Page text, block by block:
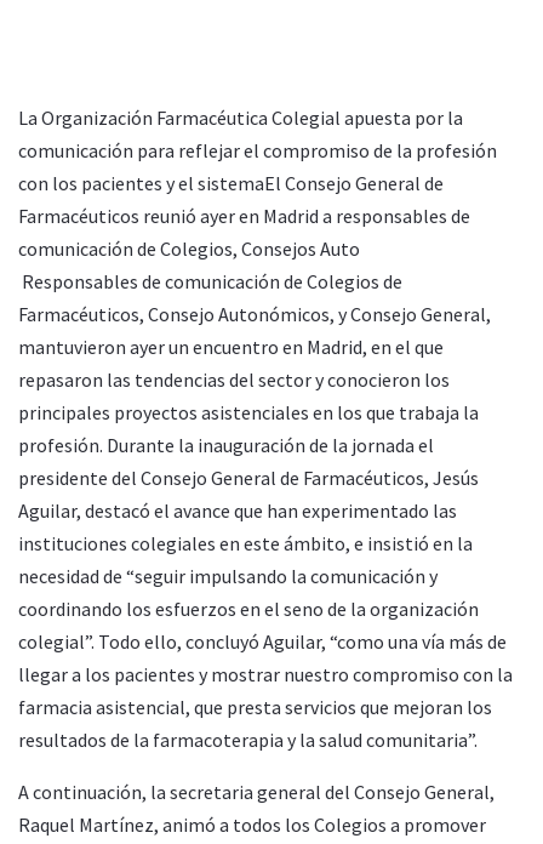
La Organización Farmacéutica Colegial apuesta por la
comunicación para reflejar el compromiso de la profesión
con los pacientes y el sistemaEl Consejo General de
Farmacéuticos reunió ayer en Madrid a responsables de
comunicación de Colegios, Consejos Auto
Responsables de comunicación de Colegios de
Farmacéuticos, Consejo Autonómicos, y Consejo General,
mantuvieron ayer un encuentro en Madrid, en el que
repasaron las tendencias del sector y conocieron los
principales proyectos asistenciales en los que trabaja la
profesión. Durante la inauguración de la jornada el
presidente del Consejo General de Farmacéuticos, Jesús
Aguilar, destacó el avance que han experimentado las
instituciones colegiales en este ámbito, e insistió en la
necesidad de “seguir impulsando la comunicación y
coordinando los esfuerzos en el seno de la organización
colegial”. Todo ello, concluyó Aguilar, “como una vía más de
llegar a los pacientes y mostrar nuestro compromiso con la
farmacia asistencial, que presta servicios que mejoran los
resultados de la farmacoterapia y la salud comunitaria”.
A continuación, la secretaria general del Consejo General,
Raquel Martínez, animó a todos los Colegios a promover